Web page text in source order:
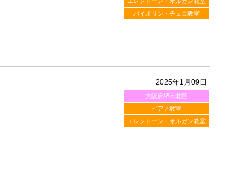
バイオリン・チェロ教室
2025年1月09日
大阪府堺市北区
ピアノ教室
エレクトーン・オルガン教室